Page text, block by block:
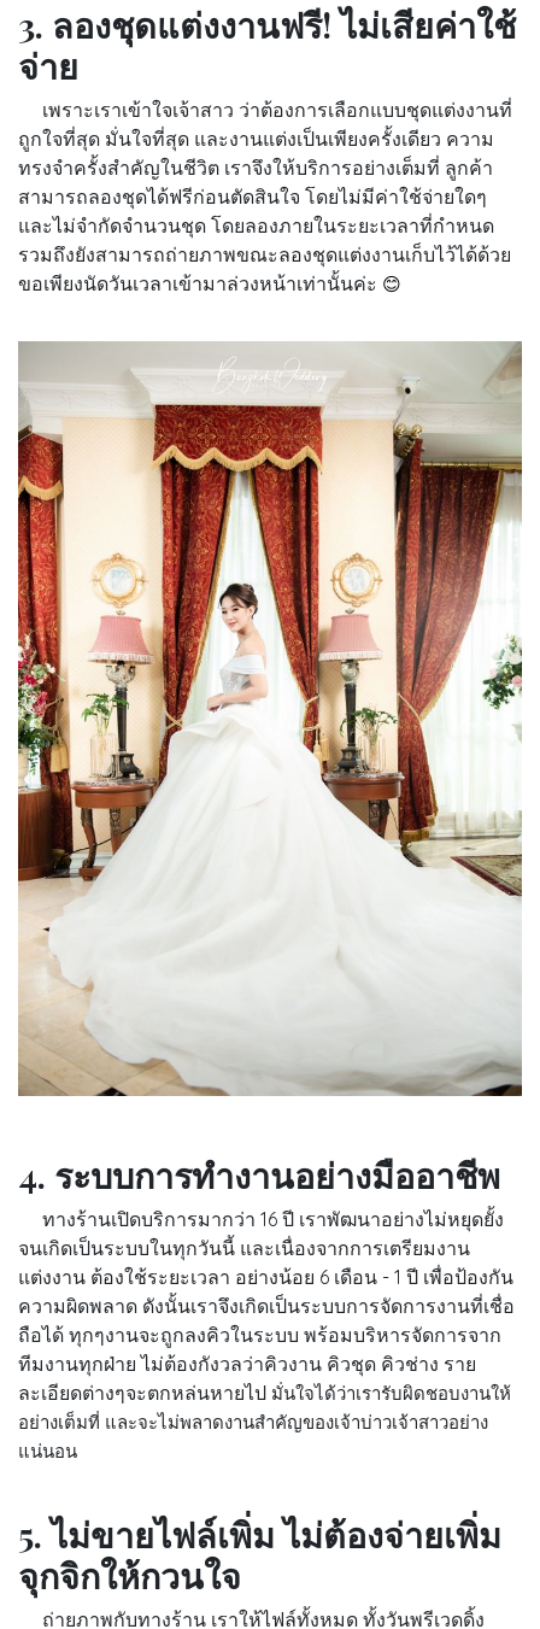
3. ลองชุดแต่งงานฟรี! ไม่เสียค่าใช้
จ่าย
เพราะเราเข้าใจเจ้าสาว ว่าต้องการเลือกแบบชุดแต่งงานที่
ถูกใจที่สุด มั่นใจที่สุด และงานแต่งเป็นเพียงครั้งเดียว ความ
ทรงจำครั้งสำคัญในชีวิต เราจึงให้บริการอย่างเต็มที่ ลูกค้า
สามารถลองชุดได้ฟรีก่อนตัดสินใจ โดยไม่มีค่าใช้จ่ายใดๆ
และไม่จำกัดจำนวนชุด โดยลองภายในระยะเวลาที่กำหนด
รวมถึงยังสามารถถ่ายภาพขณะลองชุดแต่งงานเก็บไว้ได้ด้วย
ขอเพียงนัดวันเวลาเข้ามาล่วงหน้าเท่านั้นค่ะ 😊
4. ระบบการทำงานอย่างมืออาชีพ
ทางร้านเปิดบริการมากว่า 16 ปี เราพัฒนาอย่างไม่หยุดยั้ง
จนเกิดเป็นระบบในทุกวันนี้ และเนื่องจากการเตรียมงาน
แต่งงาน ต้องใช้ระยะเวลา อย่างน้อย 6 เดือน - 1 ปี เพื่อป้องกัน
ความผิดพลาด ดังนั้นเราจึงเกิดเป็นระบบการจัดการงานที่เชื่อ
ถือได้ ทุกๆงานจะถูกลงคิวในระบบ พร้อมบริหารจัดการจาก
ทีมงานทุกฝ่าย ไม่ต้องกังวลว่าคิวงาน คิวชุด คิวช่าง ราย
ละเอียดต่างๆจะตกหล่นหายไป มั่นใจได้ว่าเรารับผิดชอบงานให้
อย่างเต็มที่ และจะไม่พลาดงานสำคัญของเจ้าบ่าวเจ้าสาวอย่าง
แน่นอน
5. ไม่ขายไฟล์เพิ่ม ไม่ต้องจ่ายเพิ่ม
จุกจิกให้กวนใจ
ถ่ายภาพกับทางร้าน เราให้ไฟล์ทั้งหมด ทั้งวันพรีเวดดิ้ง